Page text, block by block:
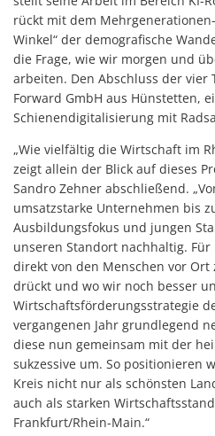
rückt mit dem
Winkel“ der demografische
die Frage, wie wir morgen und
arbeiten. Den Abschluss der vier
Forward GmbH aus Hünstetten,
Schienendigitalisierung mit
„Wie vielfältig die Wirtschaft im
zeigt allein der Blick auf dieses
Sandro Zehner abschließend.
umsatzstarke Unternehmen bis
Ausbildungsfokus und jungen
unseren Standort nachhaltig.
direkt von den Menschen vor Ort
drückt und wo wir noch besser
Wirtschaftsförderungsstrategie
vergangenen Jahr grundlegend
diese nun gemeinsam mit der
sukzessive um. So positionieren
Kreis nicht nur als schönsten
auch als starken
Frankfurt/Rhein-Main.“